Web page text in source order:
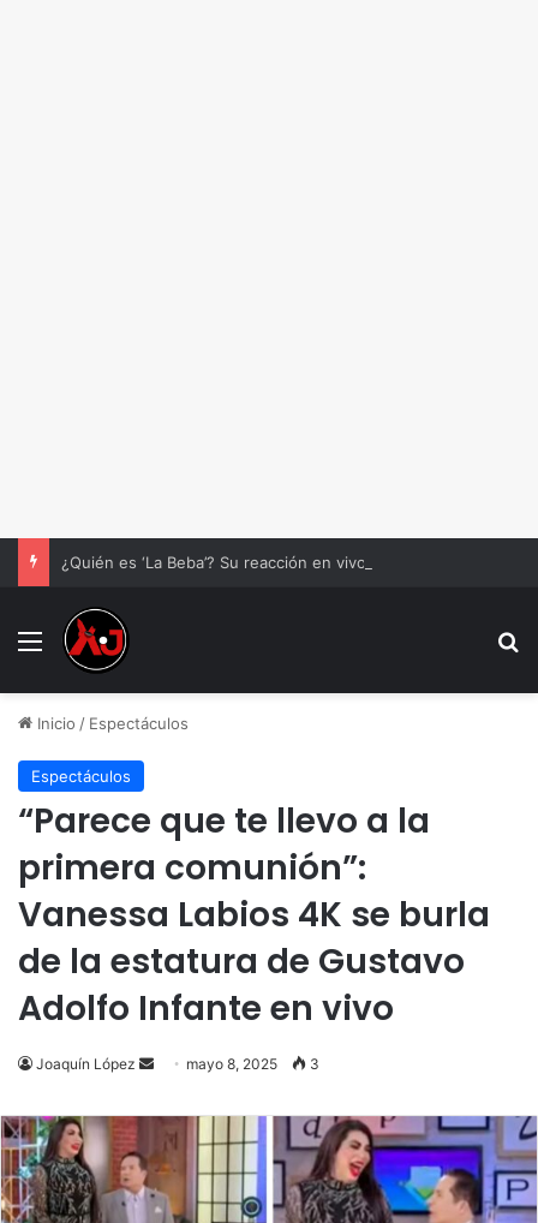
Menu
Inicio / Espectáculos
Espectáculos
“Parece que te llevo a la
primera comunión”:
Vanessa Labios 4K se burla
de la estatura de Gustavo
Adolfo Infante en vivo
Joaquín López
Send
email
mayo 8, 2025 3